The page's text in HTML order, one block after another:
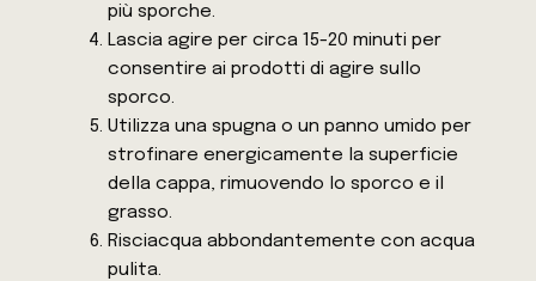
più sporche.
Lascia agire per circa 15-20 minuti per
consentire ai prodotti di agire sullo
sporco.
Utilizza una spugna o un panno umido per
strofinare energicamente la superficie
della cappa, rimuovendo lo sporco e il
grasso.
Risciacqua abbondantemente con acqua
pulita.